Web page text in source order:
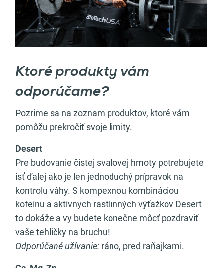
Ktoré produkty vám
odporúčame?
Pozrime sa na zoznam produktov, ktoré vám
pomôžu prekročiť svoje limity.
Desert
Pre budovanie čistej svalovej hmoty potrebujete
ísť ďalej ako je len jednoduchý prípravok na
kontrolu váhy. S kompexnou kombináciou
kofeínu a aktívnych rastlinných výťažkov Desert
to dokáže a vy budete konečne môcť pozdraviť
vaše tehličky na bruchu!
Odporúčané užívanie: ráno, pred raňajkami.